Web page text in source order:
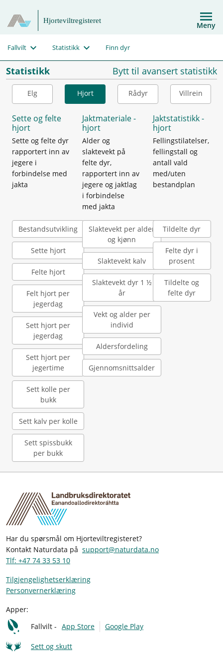
Hjorteviltregisteret Meny
Fallvilt Statistikk Finn dyr
Statistikk Bytt til avansert statistikk
Elg Hjort Rådyr Villrein
Sette og felte
hjort
Sette og felte dyr
rapportert inn av
jegere i
forbindelse med
jakta
Jaktmateriale -
hjort
Alder og
slaktevekt på
felte dyr,
rapportert inn av
jegere og jaktlag
i forbindelse
med jakta
Jaktstatistikk -
hjort
Fellingstilatelser,
fellingstall og
antall vald
med/uten
bestandplan
Bestandsutvikling
Sette hjort
Felte hjort
Felt hjort per
jegerdag
Sett hjort per
jegerdag
Sett hjort per
jegertime
Sett kolle per
bukk
Sett kalv per kolle
Sett spissbukk
per bukk
Slaktevekt per alder
og kjønn
Slaktevekt kalv
Slaktevekt dyr 1 ½
år
Vekt og alder per
individ
Aldersfordeling
Gjennomsnittsalder
Tildelte dyr
Felte dyr i
prosent
Tildelte og
felte dyr
Har du spørsmål om Hjorteviltregisteret?
Kontakt Naturdata på support@naturdata.no
Tlf: +47 74 33 53 10
Tilgjengelighetserklæring
Personvernerklæring
Apper:
Fallvilt - App Store Google Play
Sett og skutt